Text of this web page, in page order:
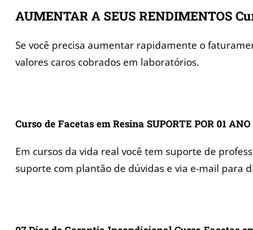
AUMENTAR A SEUS RENDIMENTOS
Se você precisa aumentar rapidamente o
valores caros cobrados em laboratórios.
Curso de Facetas em Resina SUPORTE POR 01 ANO
Em cursos da vida real você tem suporte de
suporte com plantão de dúvidas e via e-mail para